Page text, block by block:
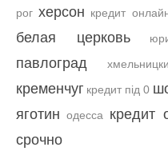
рог херсон кредит
белая церковь
павлоград
кременчуг кредит під 0
яготин одесса
кредит
срочно